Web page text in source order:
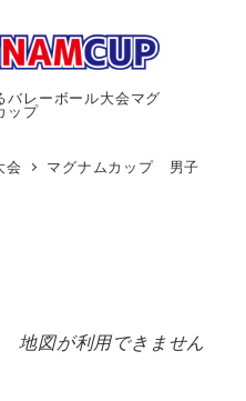
バレーボール大会マグ
ップ
会
マグナムカップ 男子
地図が利用できません